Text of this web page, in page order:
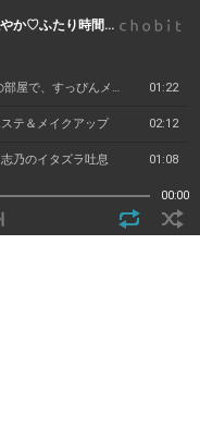
百合ップルJKのイチャあま穏やか♡ふたり時間～ メイク/エステ/耳マッサージ～
01 Track1 プロローグ 恋の部屋で、すっぴんメイク体験 01:22
テ＆メイクアップ 02:12
乃のイタズラ吐息 01:08
ドケア 01:25
けパート 01:42
00:00